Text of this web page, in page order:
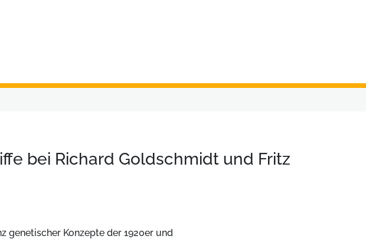
bei Richard Goldschmidt und Fritz
genetischer Konzepte der 1920er und